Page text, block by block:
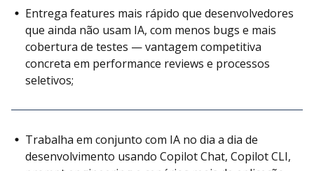
Entrega features mais rápido que desenvolvedores
que ainda não usam IA, com menos bugs e mais
cobertura de testes — vantagem competitiva
concreta em performance reviews e processos
seletivos;
Trabalha em conjunto com IA no dia a dia de
desenvolvimento usando Copilot Chat, Copilot CLI,